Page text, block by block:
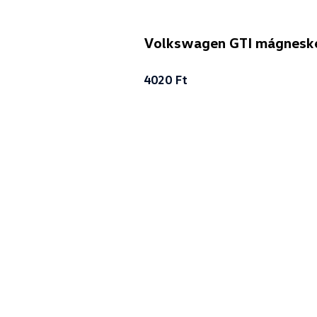
Volkswagen GTI
4020 Ft